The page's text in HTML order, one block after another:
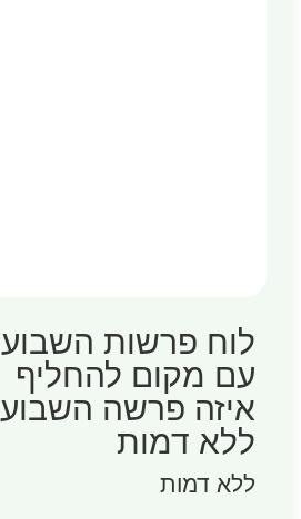
לוח פרשות השבוע
עם מקום להחליף
איזה פרשה השבוע
ללא דמות
ללא דמות